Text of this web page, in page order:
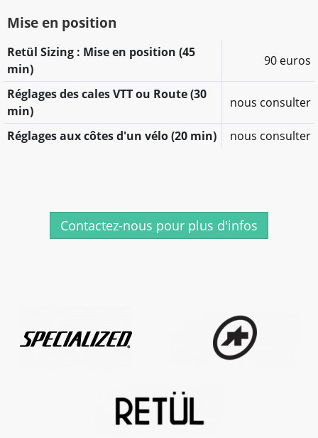
Mise en position
Retül Sizing : Mise en position (45
min)
90 euros
Réglages des cales VTT ou Route (30
min)
nous consulter
Réglages aux côtes d'un vélo (20 min) nous consulter
Contactez-nous pour plus d'infos
Specialized
Vêtements
Retül